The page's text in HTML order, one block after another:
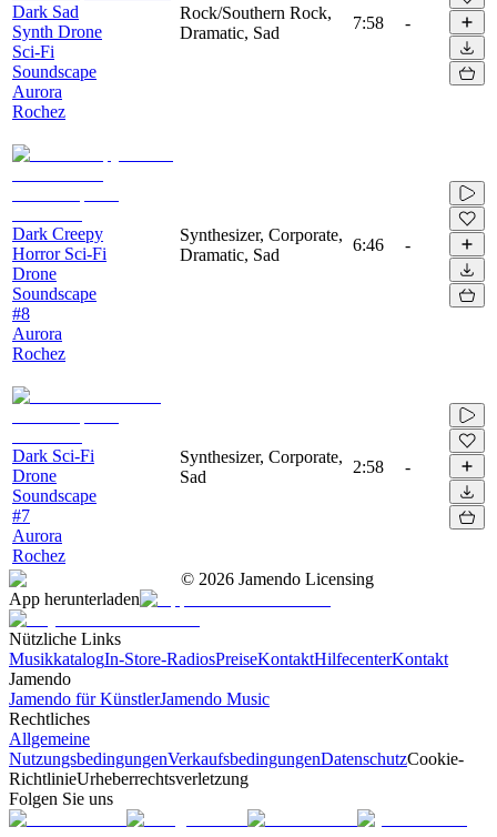
Dark Sad
Synth Drone
Sci-Fi
Soundscape
Aurora
Rochez
Rock/Southern Rock,
Dramatic, Sad
7:58 -
Dark Creepy
Horror Sci-Fi
Drone
Soundscape
#8
Aurora
Rochez
Synthesizer, Corporate,
Dramatic, Sad
6:46 -
Dark Sci-Fi
Drone
Soundscape
#7
Aurora
Rochez
Synthesizer, Corporate,
Sad
2:58 -
© 2026 Jamendo Licensing
App herunterladen
Nützliche Links
MusikkatalogIn-Store-RadiosPreiseKontaktHilfecenterKontakt
Jamendo
Jamendo für KünstlerJamendo Music
Rechtliches
Allgemeine
NutzungsbedingungenVerkaufsbedingungenDatenschutzCookie-
RichtlinieUrheberrechtsverletzung
Folgen Sie uns